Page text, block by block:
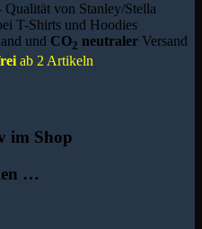
Qualität von Stanley/Stella
T-Shirts und Hoodies
und CO2 neutraler Versand
ab 2 Artikeln
im Shop
…